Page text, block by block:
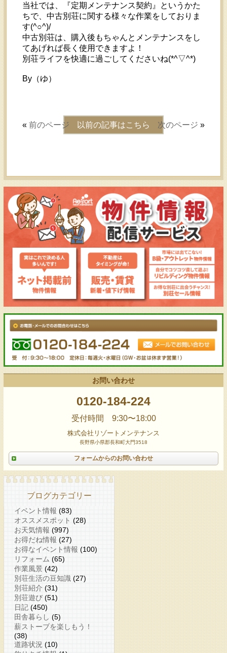
当社では、『定期メンテナンス契約』というかた
ちで、中古別荘に関する様々な作業をしておりま
す(^○^)/
中古別荘は、購入後もちゃんとメンテナンスをし
てあげれば長く使用できますよ！
別荘ライフを快適に過ごしてくださいね(*^▽^*)
By（ゆ）
« 前のページ 次のページ »
以前の記事はこちら
お問い合わせ
0120-184-224
受付時間 9:30〜18:00
株式会社リゾートメンテナンス
長野県小県郡長和町大門3518
フォームからのお問い合わせ
ブログカテゴリー
イベント情報 (83)
オススメスポット (28)
お天気情報 (997)
お得だね情報 (27)
お得なイベント情報 (100)
リフォーム (65)
作業風景 (42)
別荘生活の豆知識 (27)
別荘紹介 (31)
別荘遊び (51)
日記 (450)
田舎暮らし (5)
薪ストーブを楽しもう！
(38)
道路状況 (10)